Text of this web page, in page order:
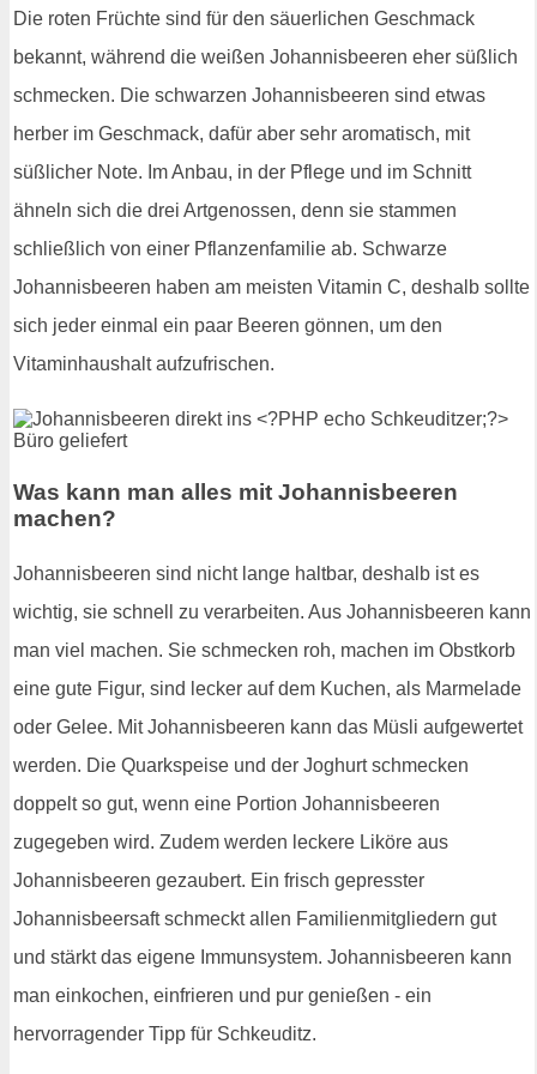
Die roten Früchte sind für den säuerlichen Geschmack
bekannt, während die weißen Johannisbeeren eher süßlich
schmecken. Die schwarzen Johannisbeeren sind etwas
herber im Geschmack, dafür aber sehr aromatisch, mit
süßlicher Note. Im Anbau, in der Pflege und im Schnitt
ähneln sich die drei Artgenossen, denn sie stammen
schließlich von einer Pflanzenfamilie ab. Schwarze
Johannisbeeren haben am meisten Vitamin C, deshalb sollte
sich jeder einmal ein paar Beeren gönnen, um den
Vitaminhaushalt aufzufrischen.
Was kann man alles mit Johannisbeeren
machen?
Johannisbeeren sind nicht lange haltbar, deshalb ist es
wichtig, sie schnell zu verarbeiten. Aus Johannisbeeren kann
man viel machen. Sie schmecken roh, machen im Obstkorb
eine gute Figur, sind lecker auf dem Kuchen, als Marmelade
oder Gelee. Mit Johannisbeeren kann das Müsli aufgewertet
werden. Die Quarkspeise und der Joghurt schmecken
doppelt so gut, wenn eine Portion Johannisbeeren
zugegeben wird. Zudem werden leckere Liköre aus
Johannisbeeren gezaubert. Ein frisch gepresster
Johannisbeersaft schmeckt allen Familienmitgliedern gut
und stärkt das eigene Immunsystem. Johannisbeeren kann
man einkochen, einfrieren und pur genießen - ein
hervorragender Tipp für Schkeuditz.